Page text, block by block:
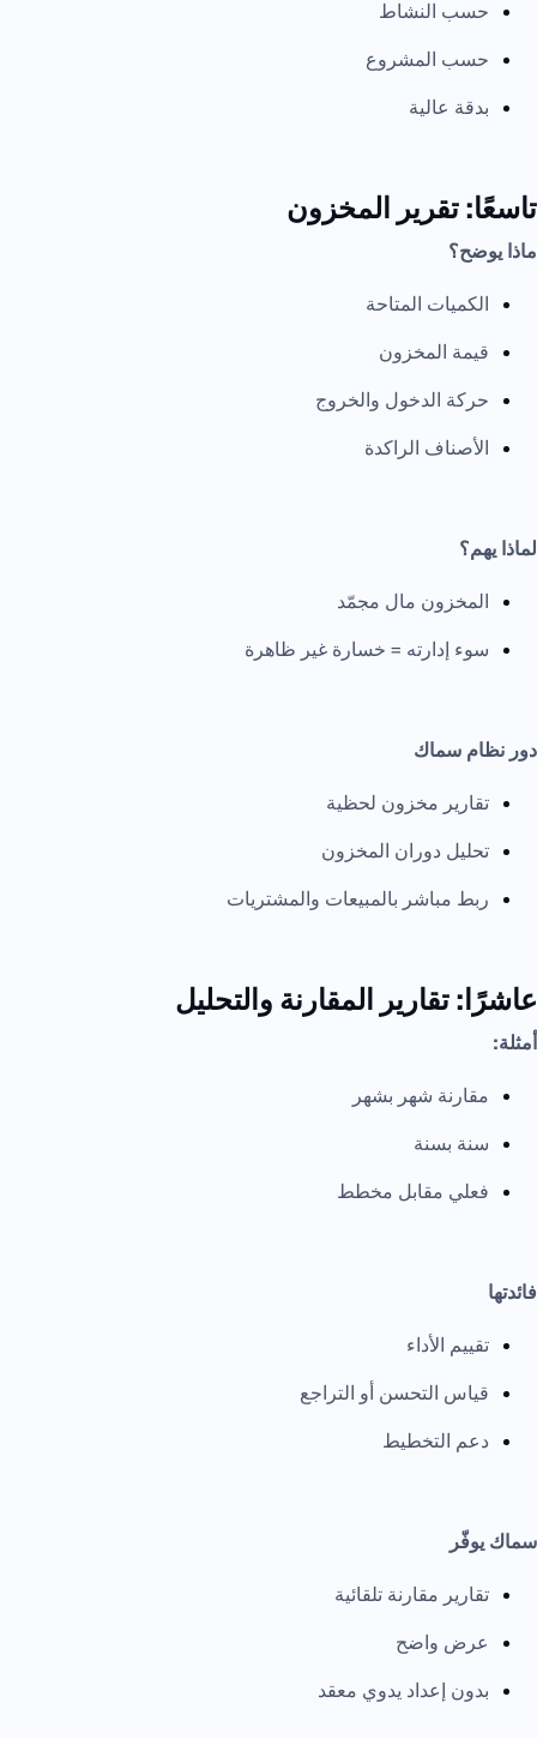
حسب النشاط
حسب المشروع
بدقة عالية
تاسعًا: تقرير المخزون
ماذا يوضح؟
الكميات المتاحة
قيمة المخزون
حركة الدخول والخروج
الأصناف الراكدة
لماذا يهم؟
المخزون مال مجمّد
سوء إدارته = خسارة غير ظاهرة
دور نظام سماك
تقارير مخزون لحظية
تحليل دوران المخزون
ربط مباشر بالمبيعات والمشتريات
عاشرًا: تقارير المقارنة والتحليل
أمثلة:
مقارنة شهر بشهر
سنة بسنة
فعلي مقابل مخطط
فائدتها
تقييم الأداء
قياس التحسن أو التراجع
دعم التخطيط
سماك يوفّر
تقارير مقارنة تلقائية
عرض واضح
بدون إعداد يدوي معقد